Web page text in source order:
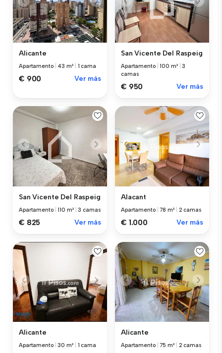
Alicante
Apartamento 43 m² 1 cama
€ 900 Ver más
San Vicente Del Raspeig
Apartamento |100 m² |3
camas
€ 950 Ver más
San Vicente Del Raspeig
Apartamento |110 m² |3 camas
€ 825 Ver más
Alacant
Apartamento |78 m² 2 camas
€ 1.000 Ver más
Alicante
Apartamento |30 m² 1 cama
Alicante
Apartamento |75 m² 2 camas